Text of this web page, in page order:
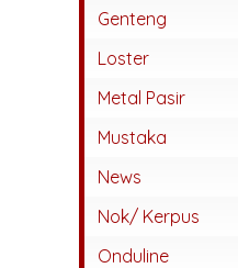
Bata Tempel
Genteng
Abadi
Beton
Jatiwangi
Kaca
Karangpilang
Keramik
Loster
Metal Pasir
Mustaka
News
Nok/ Kerpus
Onduline